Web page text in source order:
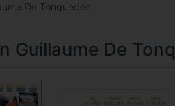
De Tonquedec
Guillaume De